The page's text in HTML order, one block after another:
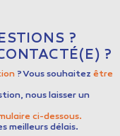
?
?
? Vous souhaitez être
nous laisser un
ci-dessous.
meilleurs délais.